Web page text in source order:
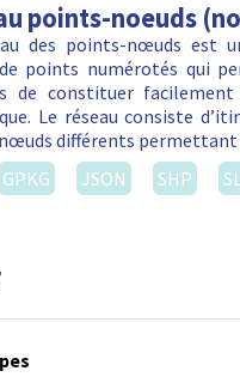
points-noeuds
des points-nœuds est
points numérotés qui
de constituer
Le réseau consiste
différents permettant
GPKG JSON SHP